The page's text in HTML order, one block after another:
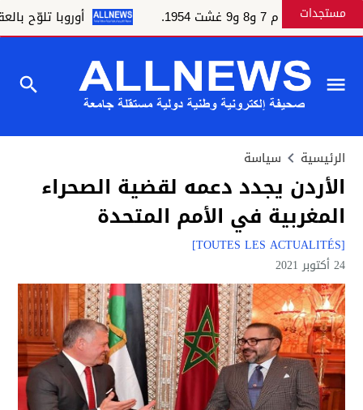
مستجدات
و8 و9 غشت 1954. أوروبا تلوّح
الرئيسية سياسة
الأردن يجدد دعمه لقضية الصحراء
المغربية في الأمم المتحدة
[TOUTES LES ACTUALITÉS]
24 أكتوبر 2021